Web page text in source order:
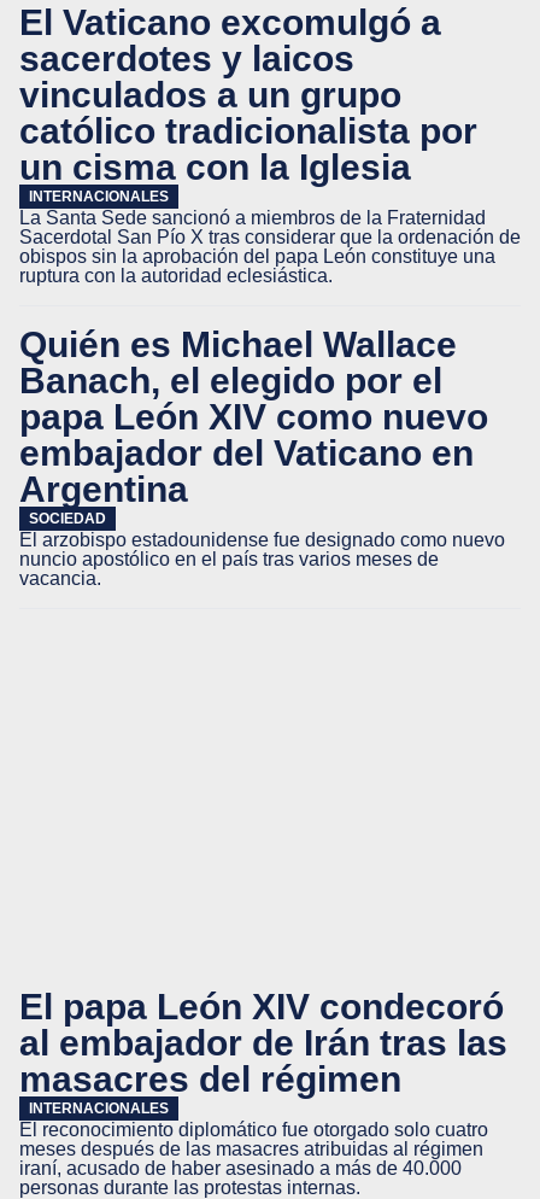
El Vaticano excomulgó a
sacerdotes y laicos
vinculados a un grupo
católico tradicionalista por
un cisma con la Iglesia
INTERNACIONALES
La Santa Sede sancionó a miembros de la Fraternidad
Sacerdotal San Pío X tras considerar que la ordenación de
obispos sin la aprobación del papa León constituye una
ruptura con la autoridad eclesiástica.
Quién es Michael Wallace
Banach, el elegido por el
papa León XIV como nuevo
embajador del Vaticano en
Argentina
SOCIEDAD
El arzobispo estadounidense fue designado como nuevo
nuncio apostólico en el país tras varios meses de
vacancia.
El papa León XIV condecoró
al embajador de Irán tras las
masacres del régimen
INTERNACIONALES
El reconocimiento diplomático fue otorgado solo cuatro
meses después de las masacres atribuidas al régimen
iraní, acusado de haber asesinado a más de 40.000
personas durante las protestas internas.